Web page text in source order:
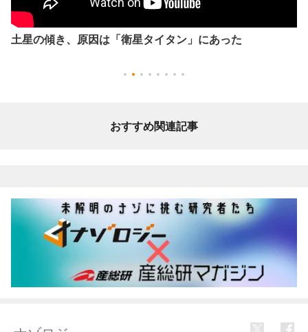
土星の傾き、原因は「衛星タイタン」にあった
おすすめ関連記事